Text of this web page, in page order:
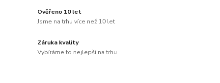
Ověřeno 10 let
Jsme na trhu více než 10 let
Záruka kvality
Vybíráme to nejlepší na trhu